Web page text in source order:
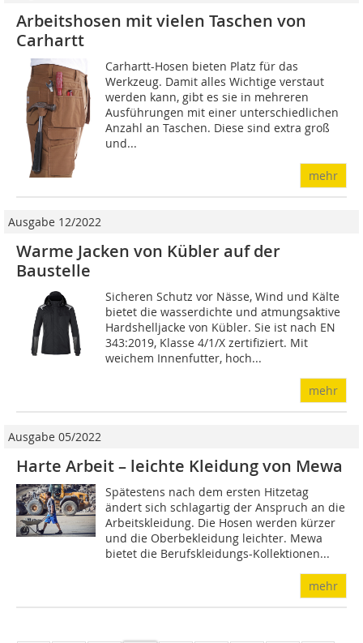
Arbeitshosen mit vielen Taschen von
Carhartt
Carhartt-Hosen bieten Platz für das
Werkzeug. Damit alles Wichtige verstaut
werden kann, gibt es sie in mehreren
Ausführungen mit einer unterschiedlichen
Anzahl an Taschen. Diese sind extra groß
und...
mehr
Ausgabe 12/2022
Warme Jacken von Kübler auf der
Baustelle
Sicheren Schutz vor Nässe, Wind und Kälte
bietet die wasserdichte und atmungsaktive
Hardshelljacke von Kübler. Sie ist nach EN
343:2019, Klasse 4/1/X zertifiziert. Mit
weichem Innenfutter, hoch...
mehr
Ausgabe 05/2022
Harte Arbeit – leichte Kleidung von Mewa
Spätestens nach dem ersten Hitzetag
ändert sich schlagartig der Anspruch an die
Arbeitskleidung. Die Hosen werden kürzer
und die Oberbekleidung leichter. Mewa
bietet die Berufskleidungs-Kollektionen...
mehr